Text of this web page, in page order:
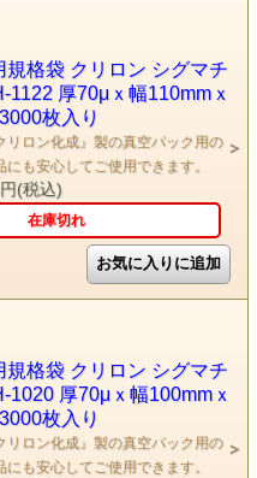
規格袋 クリロン シグマチ
1122 厚70μｘ幅110mmｘ
枚入り
リロン化成』製の真空パック用の
も安心してご使用できます。
(税込)
在庫切れ
規格袋 クリロン シグマチ
1020 厚70μｘ幅100mmｘ
枚入り
リロン化成』製の真空パック用の
も安心してご使用できます。